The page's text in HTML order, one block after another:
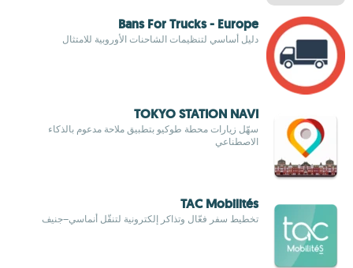
Bans For Trucks - Europe
دليل أساسي لتنظيمات الشاحنات الأوروبية للامتثال
TOKYO STATION NAVI
سهّل زيارات محطة طوكيو بتطبيق ملاحة مدعوم بالذكاء
الاصطناعي
TAC Mobilités
تخطيط سفر فعّال وتذاكر إلكترونية لتنقّل أنماسي–جنيف